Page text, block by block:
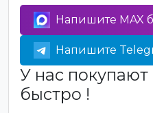
Напишите MAX
Напишите
У нас
быстро !